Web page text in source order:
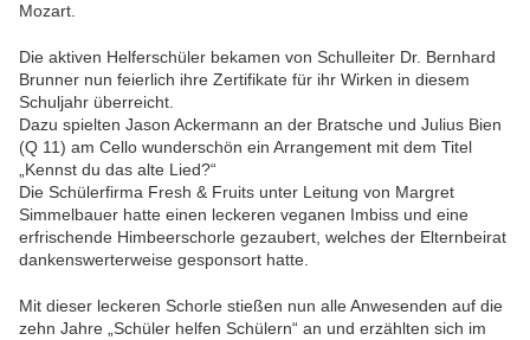
Mozart.
Die aktiven Helferschüler bekamen von Schulleiter Dr. Bernhard
Brunner nun feierlich ihre Zertifikate für ihr Wirken in diesem
Schuljahr überreicht.
Dazu spielten Jason Ackermann an der Bratsche und Julius Bien
(Q 11) am Cello wunderschön ein Arrangement mit dem Titel
„Kennst du das alte Lied?“
Die Schülerfirma Fresh & Fruits unter Leitung von Margret
Simmelbauer hatte einen leckeren veganen Imbiss und eine
erfrischende Himbeerschorle gezaubert, welches der Elternbeirat
dankenswerterweise gesponsort hatte.
Mit dieser leckeren Schorle stießen nun alle Anwesenden auf die
zehn Jahre „Schüler helfen Schülern“ an und erzählten sich im